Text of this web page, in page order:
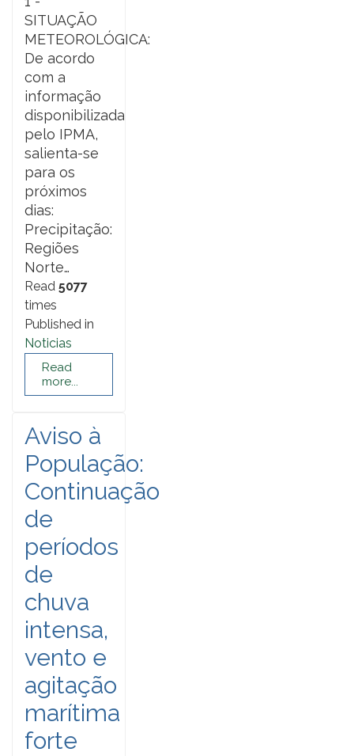
SITUAÇÃO
METEOROLÓGICA:
De acordo
com a
informação
disponibilizada
pelo IPMA,
salienta-se
para os
próximos
dias:
Precipitação:
Regiões
Norte…
Read 5077
times
Published in
Noticias
Read
more...
Aviso à
População:
Continuação
de
períodos
de
chuva
intensa,
vento e
agitação
marítima
forte